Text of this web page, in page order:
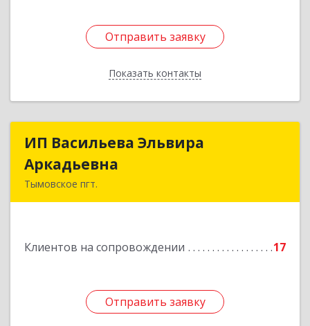
Отправить заявку
Показать контакты
Отправить заявку
Назад
ИП Васильева Эльвира
Аркадьевна
Тымовское пгт.
Клиентов на сопровождении 17
Отправить заявку
ИП Васильева Эльвира
Отправить заявку